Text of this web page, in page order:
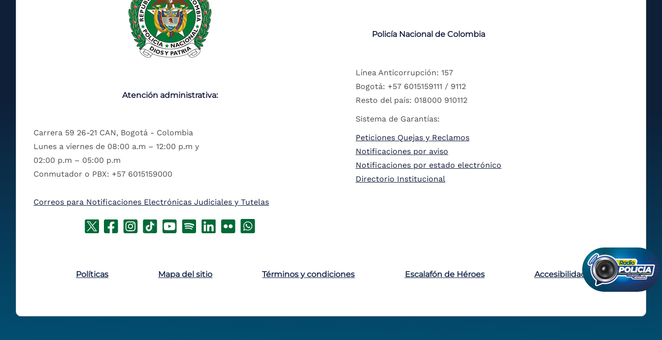
Atención administrativa:
Carrera 59 26-21 CAN, Bogotá - Colombia
Lunes a viernes de 08:00 a.m – 12:00 p.m y
02:00 p.m – 05:00 p.m
Conmutador o PBX: +57 6015159000
Correos para Notificaciones Electrónicas Judiciales y Tutelas
Policía Nacional de Colombia
Línea Anticorrupción: 157
Bogotá: +57 6015159111 / 9112
Resto del país: 018000 910112
Sistema de Garantías:
Peticiones Quejas y Reclamos
Notificaciones por aviso
Notificaciones por estado electrónico
Directorio Institucional
Políticas Mapa del sitio Términos y condiciones Escalafón de Héroes Accesibilidad